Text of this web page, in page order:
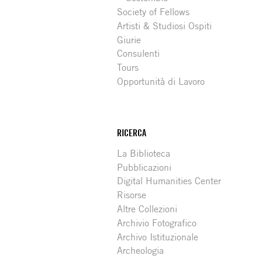
Society of Fellows
Artisti & Studiosi Ospiti
Giurie
Consulenti
Tours
Opportunità di Lavoro
RICERCA
La Biblioteca
Pubblicazioni
Digital Humanities Center
Risorse
Altre Collezioni
Archivio Fotografico
Archivo Istituzionale
Archeologia